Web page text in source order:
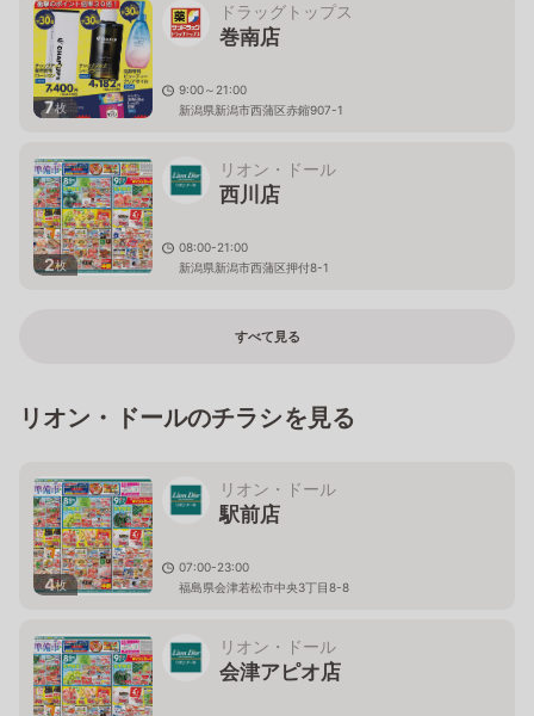
7枚
ドラッグトップス
巻南店
9:00～21:00
新潟県新潟市西蒲区赤鏥907-1
2枚
リオン・ドール
西川店
08:00-21:00
新潟県新潟市西蒲区押付8-1
すべて見る
リオン・ドールのチラシを見る
4枚
リオン・ドール
駅前店
07:00-23:00
福島県会津若松市中央3丁目8-8
リオン・ドール
会津アピオ店